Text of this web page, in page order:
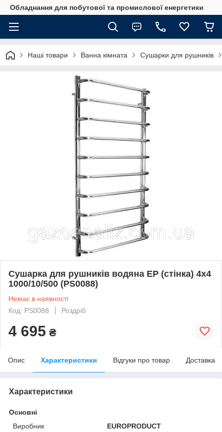
Обладнання для побутової та промислової енергетики
Наші товари Ванна кімната Сушарки для рушників
Сушарка для рушників водяна EP (стінка) 4х4
1000/10/500 (PS0088)
Немає в наявності
Код: PS0088
Роздріб
4 695 ₴
Опис Характеристики Відгуки про товар Доставка
Характеристики
Основні
Виробник
EUROPRODUCT